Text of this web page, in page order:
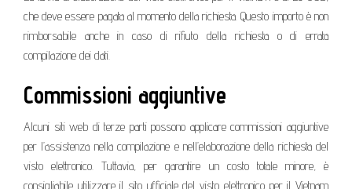
che deve essere pagata al momento della richiesta. Questo importo è non
rimborsabile anche in caso di rifiuto della richiesta o di errata
compilazione dei dati.
Commissioni aggiuntive
Alcuni siti web di terze parti possono applicare commissioni aggiuntive
per l’assistenza nella compilazione e nell’elaborazione della richiesta del
visto elettronico. Tuttavia, per garantire un costo totale minore, è
consigliabile utilizzare il sito ufficiale del visto elettronico per il Vietnam